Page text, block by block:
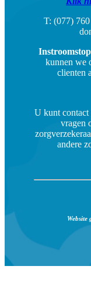
T: (077)
Instroomstop
kunnen we
clienten
U kunt contact
vragen
andere
Website